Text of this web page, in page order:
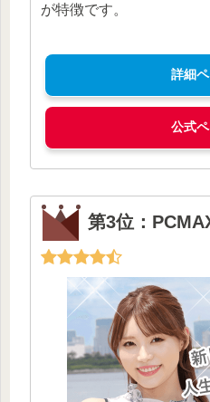
が特徴です。
詳細
公式
第3位：